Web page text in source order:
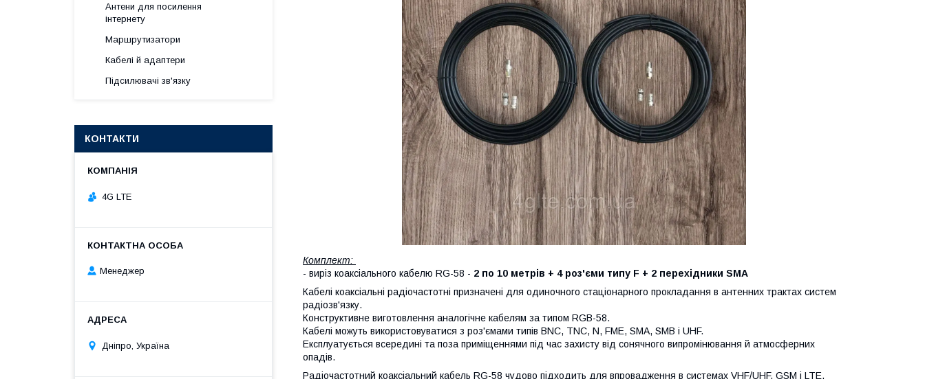
Комплект:
- виріз коаксіального кабелю RG-58 - 2 по 10 метрів + 4 роз'єми типу F + 2 перехідники SMA
Кабелі коаксіальні радіочастотні призначені для одиночного стаціонарного прокладання в антенних трактах систем
радіозв'язку.
Конструктивне виготовлення аналогічне кабелям за типом RGB-58.
Кабелі можуть використовуватися з роз'ємами типів BNC, TNC, N, FME, SMA, SMB і UHF.
Експлуатується всередині та поза приміщеннями під час захисту від сонячного випромінювання й атмосферних
опадів.
Радіочастотний коаксіальний кабель RG-58 чудово підходить для впровадження в системах VHF/UHF, GSM і LTE.
Антени для посилення
інтернету
Маршрутизатори
Кабелі й адаптери
Підсилювачі зв'язку
КОНТАКТИ
4G LTE
Менеджер
Дніпро, Україна